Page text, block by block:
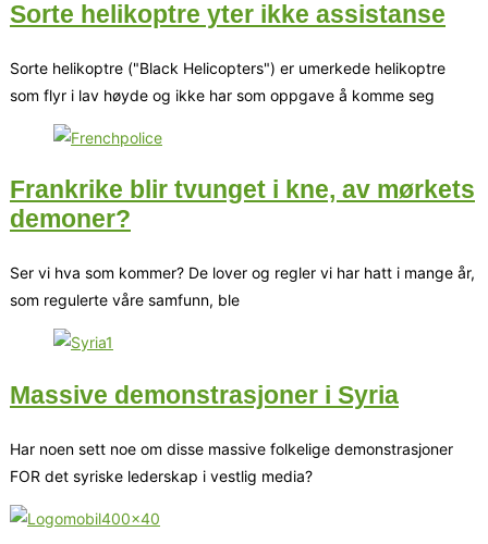
Sorte helikoptre yter ikke assistanse
Sorte helikoptre ("Black Helicopters") er umerkede helikoptre
som flyr i lav høyde og ikke har som oppgave å komme seg
Frankrike blir tvunget i kne, av mørkets
demoner?
Ser vi hva som kommer? De lover og regler vi har hatt i mange år,
som regulerte våre samfunn, ble
Massive demonstrasjoner i Syria
Har noen sett noe om disse massive folkelige demonstrasjoner
FOR det syriske lederskap i vestlig media?